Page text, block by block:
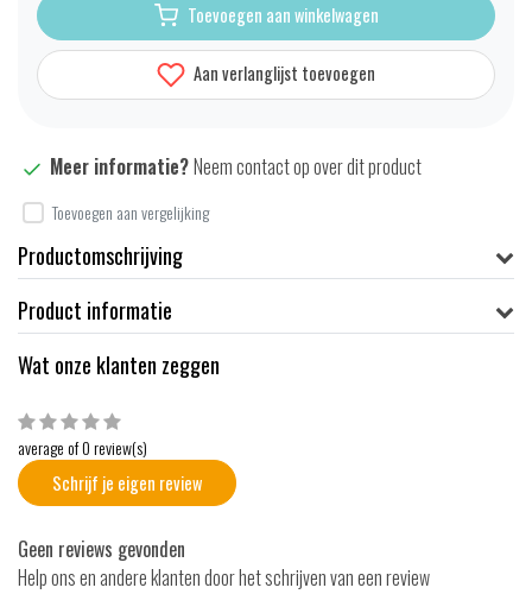
Toevoegen aan winkelwagen
Aan verlanglijst toevoegen
Meer informatie?Neem contact op over dit product
Toevoegen aan vergelijking
Productomschrijving
Product informatie
Wat onze klanten zeggen
average of 0 review(s)
Schrijf je eigen review
Geen reviews gevonden
Help ons en andere klanten door het schrijven van een review